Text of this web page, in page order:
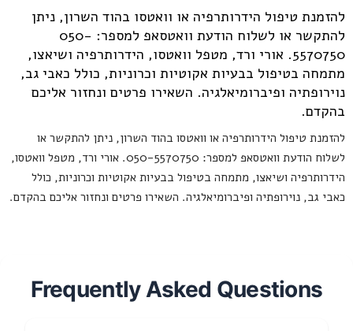
להזמנת טיפול הידרותרפיה או וואטסו בהוד השרון, ניתן
להתקשר או לשלוח הודעת וואטסאפ למספר: 050-
5570750. אורי ורד, מטפל וואטסו, הידרותרפיה ושיאצו,
מתמחה בטיפול בבעיות אקוטיות וכרוניות, כולל כאבי גב,
נוירופתיה ופיברומיאלגיה. השאירו פרטים ונחזור אליכם
בהקדם.
להזמנת טיפול הידרותרפיה או וואטסו בהוד השרון, ניתן להתקשר או
לשלוח הודעת וואטסאפ למספר: 050-5570750. אורי ורד, מטפל וואטסו,
הידרותרפיה ושיאצו, מתמחה בטיפול בבעיות אקוטיות וכרוניות, כולל
כאבי גב, נוירופתיה ופיברומיאלגיה. השאירו פרטים ונחזור אליכם בהקדם.